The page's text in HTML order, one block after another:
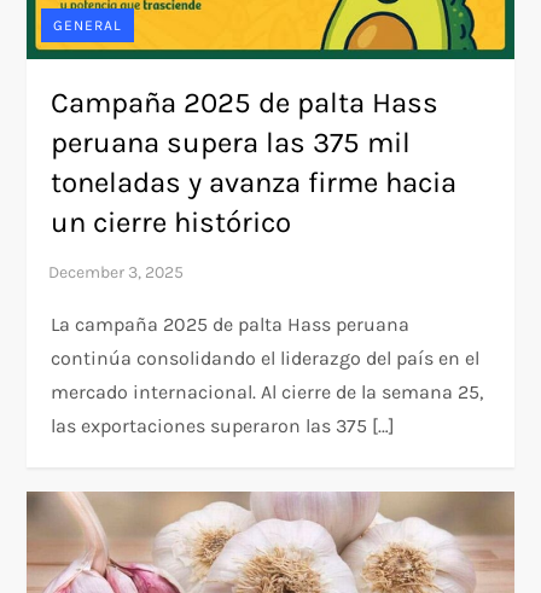
GENERAL
Campaña 2025 de palta Hass
peruana supera las 375 mil
toneladas y avanza firme hacia
un cierre histórico
La campaña 2025 de palta Hass peruana
continúa consolidando el liderazgo del país en el
mercado internacional. Al cierre de la semana 25,
las exportaciones superaron las 375 […]